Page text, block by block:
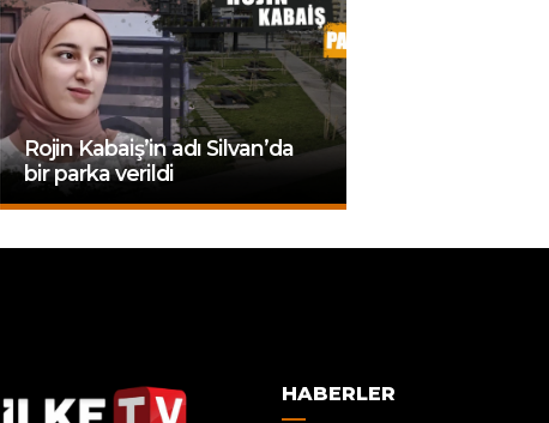
Rojin Kabaiş’in adı Silvan’da
bir parka verildi
HABERLER